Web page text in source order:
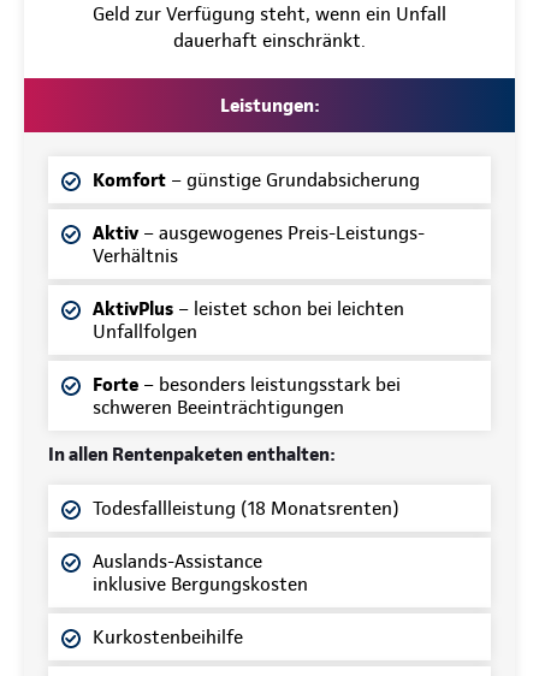
Geld zur Verfügung steht, wenn ein Unfall
dauerhaft einschränkt.
Leistungen:
Komfort – günstige Grundabsicherung
Aktiv – ausgewogenes Preis-Leistungs-
Verhältnis
AktivPlus – leistet schon bei leichten
Unfallfolgen
Forte – besonders leistungsstark bei
schweren Beeinträchtigungen
In allen Rentenpaketen enthalten:
Todesfallleistung (18 Monatsrenten)
Auslands-Assistance
inklusive Bergungskosten
Kurkostenbeihilfe